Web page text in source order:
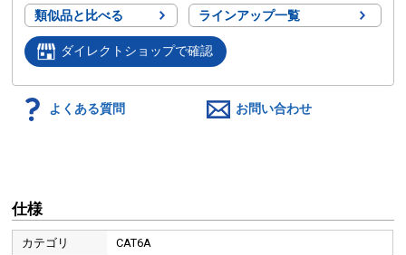
類似品と比べる ラインアップ一覧
ダイレクトショップで確認
よくある質問 お問い合わせ
仕様
カテゴリ
CAT6A